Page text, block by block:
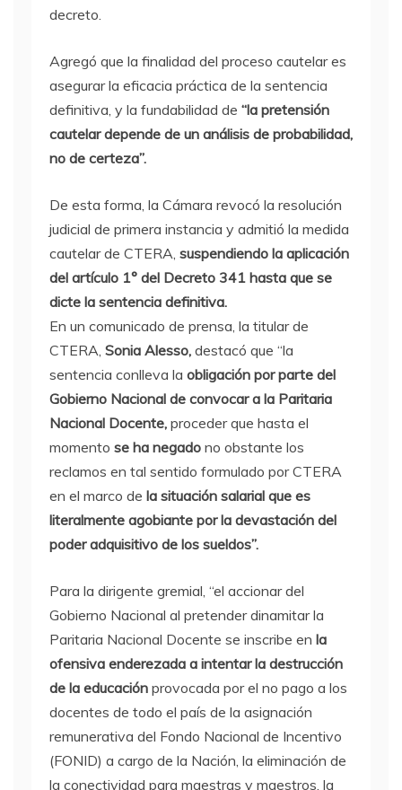
decreto.
Agregó que la finalidad del proceso cautelar es
asegurar la eficacia práctica de la sentencia
definitiva, y la fundabilidad de “la pretensión
cautelar depende de un análisis de probabilidad,
no de certeza”.
De esta forma, la Cámara revocó la resolución
judicial de primera instancia y admitió la medida
cautelar de CTERA, suspendiendo la aplicación
del artículo 1° del Decreto 341 hasta que se
dicte la sentencia definitiva.
En un comunicado de prensa, la titular de
CTERA, Sonia Alesso, destacó que “la
sentencia conlleva la obligación por parte del
Gobierno Nacional de convocar a la Paritaria
Nacional Docente, proceder que hasta el
momento se ha negado no obstante los
reclamos en tal sentido formulado por CTERA
en el marco de la situación salarial que es
literalmente agobiante por la devastación del
poder adquisitivo de los sueldos”.
Para la dirigente gremial, “el accionar del
Gobierno Nacional al pretender dinamitar la
Paritaria Nacional Docente se inscribe en la
ofensiva enderezada a intentar la destrucción
de la educación provocada por el no pago a los
docentes de todo el país de la asignación
remunerativa del Fondo Nacional de Incentivo
(FONID) a cargo de la Nación, la eliminación de
la conectividad para maestras y maestros, la